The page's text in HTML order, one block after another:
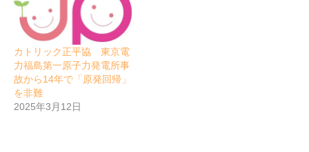
カトリック正平協 東京電
力福島第一原子力発電所事
故から14年で「原発回帰」
を非難
2025年3月12日